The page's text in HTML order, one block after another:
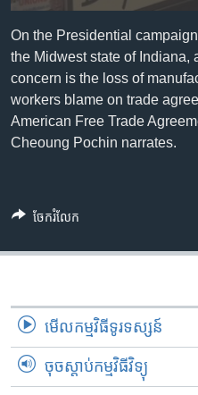
សម្ព័ន្ធ​
រំលង​
ទៅ​
កាន់​
Khmer English
បណ្តាញ​សង្គម
On the Presidential
the Midwest state of Indiana,
concern is the loss of
workers blame on trade
American Free Trade
Cheoung Pochin narrates.
ចែករំលែក
មើល​កម្មវិធី​ទូរទស្សន៍
ចុចស្តាប់កម្មវិធីវិទ្យុ